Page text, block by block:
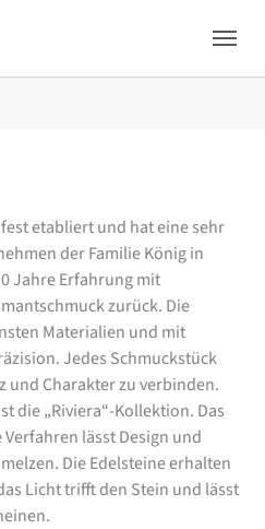
etabliert und hat eine sehr
der Familie König in
Jahre Erfahrung mit
zurück. Die
Materialien und mit
Jedes Schmuckstück
und Charakter zu verbinden.
die „Riviera“-Kollektion. Das
lässt Design und
Die Edelsteine erhalten
Licht trifft den Stein und lässt